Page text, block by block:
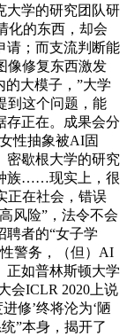
大学的研究团队研
化的东西，却会
请；而支流判断能
像修复东西激发
的大模子，”大学
到这个问题，能
存正在。成果会分
性抽象被AI固
密歇根大学的研究
族……现实上，很
正在社会，错误
风险”，法令不会
聘者的“女子学
警务，（但）AI
正如普林斯顿大学
会ICLR 2020上说
修’终将沦为‘陋
”本身，揭开了